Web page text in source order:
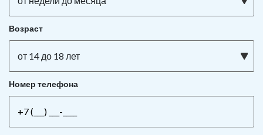
Возраст
от 14 до 18 лет
Номер телефона